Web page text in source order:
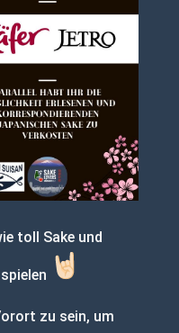
toll Sake und
zu sein, um